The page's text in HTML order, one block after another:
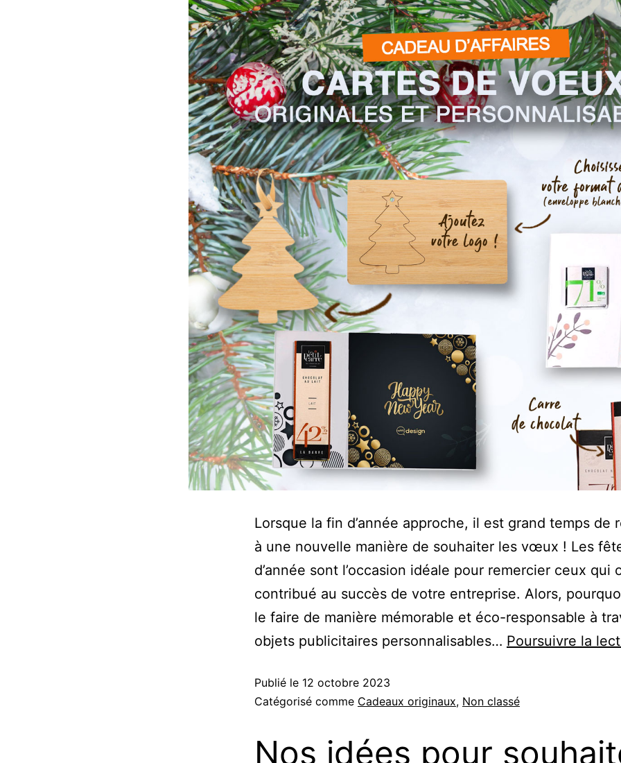
Lorsque la fin d’année approche, il est grand temps de
à une nouvelle manière de souhaiter les vœux ! Les
d’année sont l’occasion idéale pour remercier ceux qui
contribué au succès de votre entreprise. Alors,
le faire de manière mémorable et éco-responsable à
objets publicitaires personnalisables… Poursuivre la
Publié le 12 octobre 2023
Catégorisé comme Cadeaux originaux, Non classé
Nos idées pour